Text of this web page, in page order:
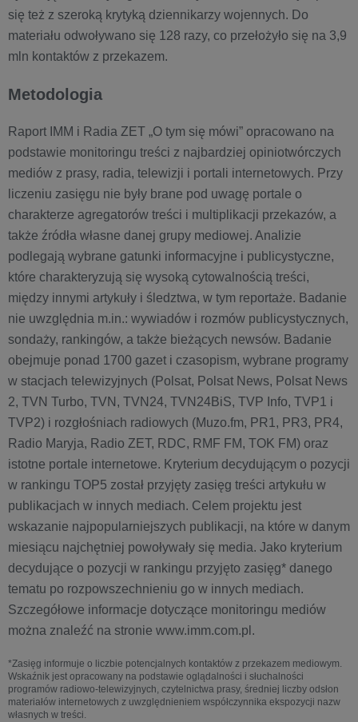
się też z szeroką krytyką dziennikarzy wojennych. Do
materiału odwoływano się 128 razy, co przełożyło się na 3,9
mln kontaktów z przekazem.
Metodologia
Raport IMM i Radia ZET „O tym się mówi” opracowano na
podstawie monitoringu treści z najbardziej opiniotwórczych
mediów z prasy, radia, telewizji i portali internetowych. Przy
liczeniu zasięgu nie były brane pod uwagę portale o
charakterze agregatorów treści i multiplikacji przekazów, a
także źródła własne danej grupy mediowej. Analizie
podlegają wybrane gatunki informacyjne i publicystyczne,
które charakteryzują się wysoką cytowalnością treści,
między innymi artykuły i śledztwa, w tym reportaże. Badanie
nie uwzględnia m.in.: wywiadów i rozmów publicystycznych,
sondaży, rankingów, a także bieżących newsów. Badanie
obejmuje ponad 1700 gazet i czasopism, wybrane programy
w stacjach telewizyjnych (Polsat, Polsat News, Polsat News
2, TVN Turbo, TVN, TVN24, TVN24BiS, TVP Info, TVP1 i
TVP2) i rozgłośniach radiowych (Muzo.fm, PR1, PR3, PR4,
Radio Maryja, Radio ZET, RDC, RMF FM, TOK FM) oraz
istotne portale internetowe. Kryterium decydującym o pozycji
w rankingu TOP5 został przyjęty zasięg treści artykułu w
publikacjach w innych mediach. Celem projektu jest
wskazanie najpopularniejszych publikacji, na które w danym
miesiącu najchętniej powoływały się media. Jako kryterium
decydujące o pozycji w rankingu przyjęto zasięg* danego
tematu po rozpowszechnieniu go w innych mediach.
Szczegółowe informacje dotyczące monitoringu mediów
można znaleźć na stronie www.imm.com.pl.
*Zasięg informuje o liczbie potencjalnych kontaktów z przekazem mediowym.
Wskaźnik jest opracowany na podstawie oglądalności i słuchalności
programów radiowo-telewizyjnych, czytelnictwa prasy, średniej liczby odsłon
materiałów internetowych z uwzględnieniem współczynnika ekspozycji nazw
własnych w treści.